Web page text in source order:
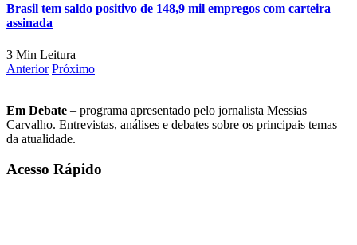
Brasil tem saldo positivo de 148,9 mil empregos com carteira
assinada
3 Min Leitura
Anterior Próximo
Em Debate – programa apresentado pelo jornalista Messias
Carvalho. Entrevistas, análises e debates sobre os principais temas
da atualidade.
Acesso Rápido